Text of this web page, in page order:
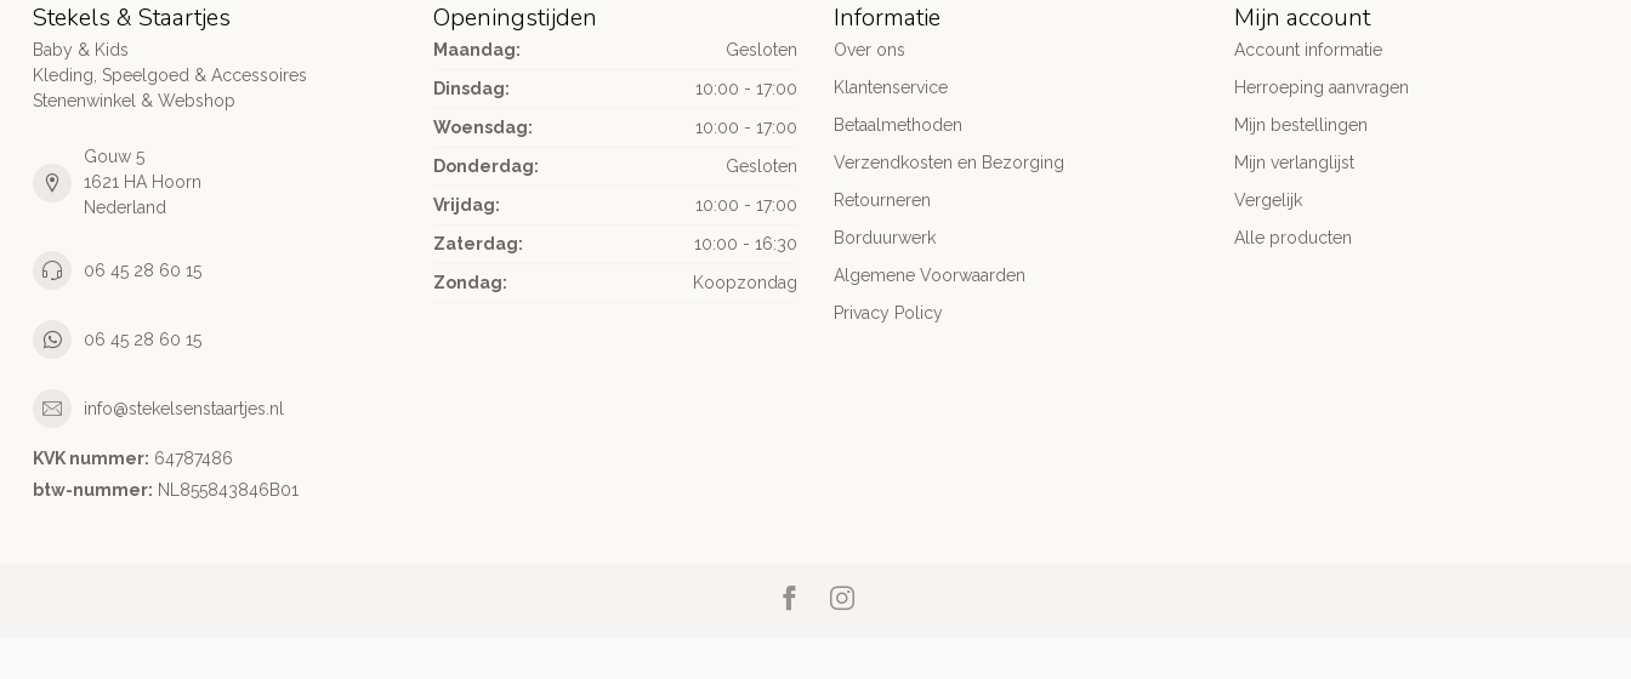
Stekels & Staartjes
Baby & Kids
Kleding, Speelgoed & Accessoires
Stenenwinkel & Webshop
Gouw 5
1621 HA Hoorn
Nederland
06 45 28 60 15
06 45 28 60 15
info@stekelsenstaartjes.nl
KVK nummer: 64787486
btw-nummer: NL855843846B01
Openingstijden
Maandag:
Gesloten
Dinsdag:
10:00 - 17:00
Woensdag:
10:00 - 17:00
Donderdag:
Gesloten
Vrijdag:
10:00 - 17:00
Zaterdag:
10:00 - 16:30
Zondag:
Koopzondag
Informatie
Over ons
Klantenservice
Betaalmethoden
Verzendkosten en Bezorging
Retourneren
Borduurwerk
Algemene Voorwaarden
Privacy Policy
Mijn account
Account informatie
Herroeping aanvragen
Mijn bestellingen
Mijn verlanglijst
Vergelijk
Alle producten